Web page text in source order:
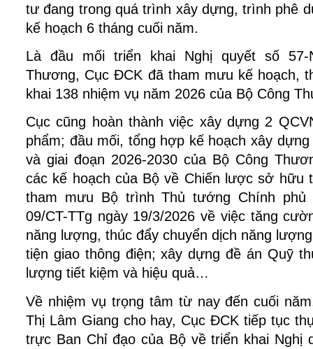
tư đang trong quá trình xây dựng, trình phê
kế hoạch 6 tháng cuối năm.
Là đầu mối triển khai Nghị quyết số 57-
Thương, Cục ĐCK đã tham mưu kế hoạch,
khai 138 nhiệm vụ năm 2026 của Bộ Công
Cục cũng hoàn thành việc xây dựng 2
phẩm; đầu mối, tổng hợp kế hoạch xây
và giai đoạn 2026-2030 của Bộ Công
các kế hoạch của Bộ về Chiến lược sở hữu
tham mưu Bộ trình Thủ tướng Chính phủ
09/CT-TTg ngày 19/3/2026 về việc tăng
năng lượng, thúc đẩy chuyển dịch năng
tiện giao thông điện; xây dựng đề án Quỹ
lượng tiết kiệm và hiệu quả…
Về nhiệm vụ trọng tâm từ nay đến cuối
Thị Lâm Giang cho hay, Cục ĐCK tiếp tục
trực Ban Chỉ đạo của Bộ về triển khai Nghị